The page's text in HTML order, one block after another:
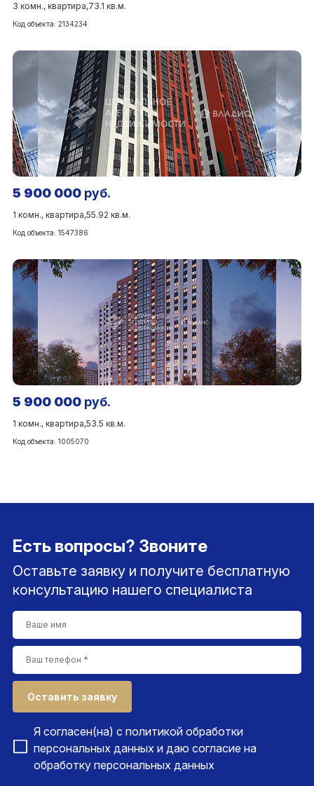
3 комн., квартира,73.1 кв.м.
Код объекта: 2134234
5 900 000 руб.
1 комн., квартира,55.92 кв.м.
Код объекта: 1547386
5 900 000 руб.
1 комн., квартира,53.5 кв.м.
Код объекта: 1005070
Есть вопросы? Звоните
Оставьте заявку и получите бесплатную
консультацию нашего специалиста
Оставить заявку
Я согласен(на) с политикой обработки
персональных данных и даю согласие на
обработку персональных данных